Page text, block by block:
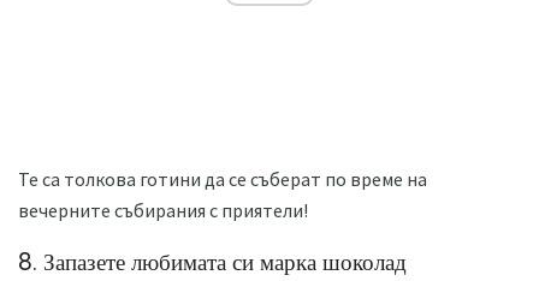
Те са толкова готини да се съберат по време на
вечерните събирания с приятели!
8. Запазете любимата си марка шоколад